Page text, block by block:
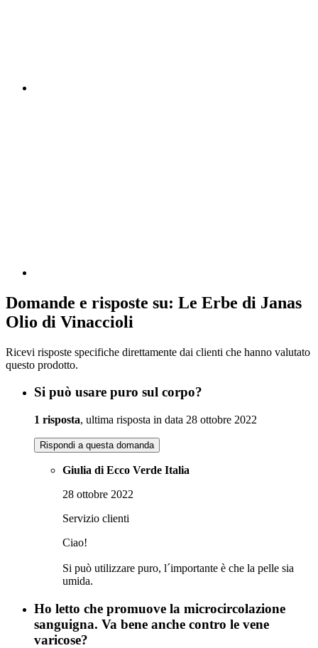
Domande e risposte su: Le Erbe di Janas
Olio di Vinaccioli
Ricevi risposte specifiche direttamente dai clienti che hanno valutato
questo prodotto.
Si può usare puro sul corpo?
1 risposta, ultima risposta in data 28 ottobre 2022
Rispondi a questa domanda
Giulia di Ecco Verde Italia
28 ottobre 2022
Servizio clienti
Ciao!
Si può utilizzare puro, l´importante è che la pelle sia
umida.
Ho letto che promuove la microcircolazione
sanguigna. Va bene anche contro le vene
varicose?